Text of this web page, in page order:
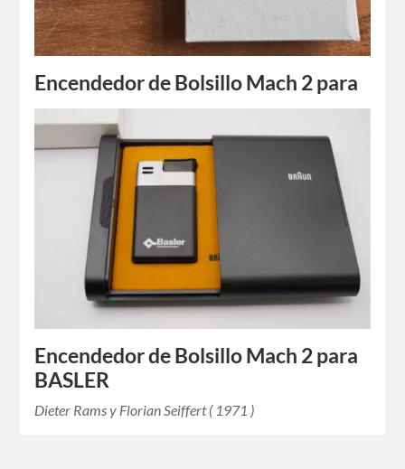
Encendedor de Bolsillo Mach 2 para
MU
Dieter Rams y Florian Seiffert ( 1971 )
Encendedor de Bolsillo Mach 2 para
BASLER
Dieter Rams y Florian Seiffert ( 1971 )